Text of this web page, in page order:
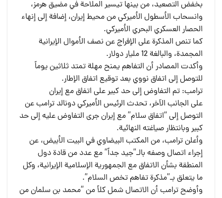
بخفض التصعيد، من بينها تيسير الملاحة في مضيق هرمز،
وانسحاب الأسطول الأميركي من محيط إيران، إضافة إلى إنهاء
الحصار العسكري البحري الأميركي.
كما تنص المذكرة على الإفراج عن نصف الأموال الإيرانية
المجمدة، والبالغة 12 مليار دولار.
وأكدت المصادر أن التفاهم يمنح مهلة تمتد ثلاثين يوماً
للتوصل إلى اتفاق نووي بعد توقيع اتفاق الإطار.
ترامب: تم التفاوض إلى حد كبير على اتفاق مع إيران
على الجانب الآخر، تحدث الرئيس الأميركي دونالد ترامب عن
التوصل إلى “اتفاق سلام” مع إيران جرى التفاوض عليه إلى حد
كبير وبانتظار صياغته النهائية.
وأعلن ترامب، من المكتب البيضاوي في البيت الأبيض، عن
إجراء اتصال وصفه بالـ”جيد جداً” مع عدد من قادة دول
المنطقة بشأن الاتفاق مع الجمهورية الإسلامية الإيرانية، وكل
ما يتعلق بـ”مذكرة تفاهم تخص السلام”.
وأوضح ترامب أن الاتصال شمل كلاً من “محمد بن سلمان من